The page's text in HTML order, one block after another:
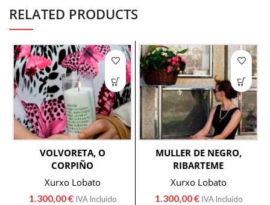
RELATED PRODUCTS
VOLVORETA, O
CORPIÑO
Xurxo Lobato
1.300,00€ IVA Incluído
MULLER DE NEGRO,
RIBARTEME
Xurxo Lobato
1.300,00€ IVA Incluído